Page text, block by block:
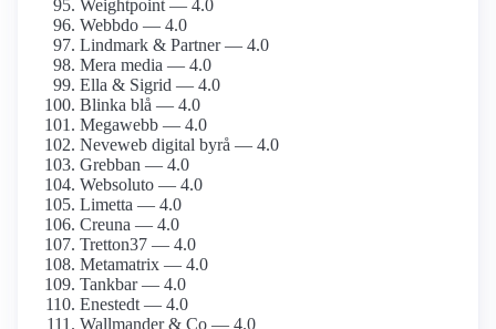
Weightpoint — 4.0
Webbdo — 4.0
Lindmark & Partner — 4.0
Mera media — 4.0
Ella & Sigrid — 4.0
Blinka blå — 4.0
Megawebb — 4.0
Neveweb digital byrå — 4.0
Grebban — 4.0
Websoluto — 4.0
Limetta — 4.0
Creuna — 4.0
Tretton37 — 4.0
Metamatrix — 4.0
Tankbar — 4.0
Enestedt — 4.0
Wallmander & Co — 4.0